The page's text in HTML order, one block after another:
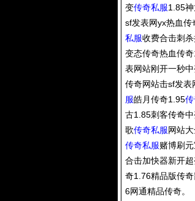
变传奇私服1.85
sf发表网yx热血
私服收费合击刺
变态传奇热血传
表网站刚开一秒
传奇网站击sf发
服皓月传奇1.95
古1.85刺客传奇
歌传奇私服网站
传奇私服赌博刷
合击加快器新开
奇1.76精品版传
6网通精品传奇。